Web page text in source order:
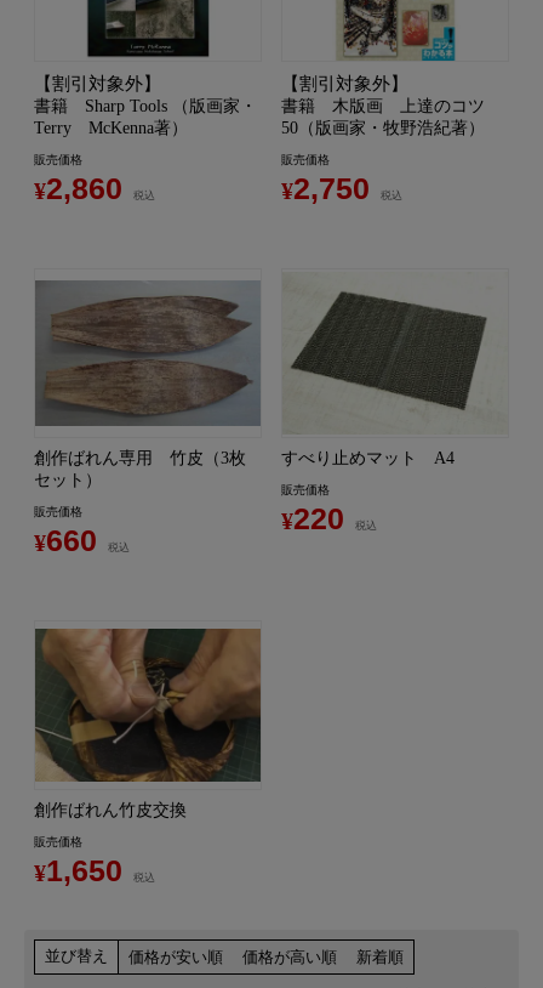
【割引対象外】
書籍 Sharp Tools （版画家・
Terry McKenna著）
販売価格
¥2,860 税込
【割引対象外】
書籍 木版画 上達のコツ
50（版画家・牧野浩紀著）
販売価格
¥2,750 税込
創作ばれん専用 竹皮（3枚
セット）
販売価格
¥660 税込
すべり止めマット A4
販売価格
¥220 税込
創作ばれん竹皮交換
販売価格
¥1,650 税込
並び替え 価格が安い順 価格が高い順 新着順